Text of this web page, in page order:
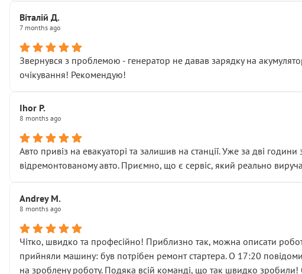
• що біля авто стояти вже не можна
( ну все зняли та доробили) дякую!
Окремий момент, який виглядає абсурдно:
мені заявили, що бачок гальмівної рідини потрібно міняти разом
Що прикро — це не перший мій візит. Раніше міняв у вас стартер,
пояснили, що це “старі гайки, які відкручували”, і попросили не
Але після нинішнього візиту такі дрібниці вже не здаються
Я — клієнт, який працює на довірі, і саме її цей сервіс серйозно
Хотілося б більше:
• прозорості в роботах і рахунках
• реальної діагностики, а не формального “подивились і поїхав”
На жаль, складається враження, що сервіс працює не на якість, а
Стосовно комунікації - все добре
Віталій Д.
7 months ago
Звернувся з проблемою - генератор не давав зарядку на
очікування! Рекомендую!
Ihor P.
8 months ago
Авто привіз на евакуаторі та залишив на станції. Уже за дві
відремонтованому авто. Приємно, що є сервіс, який реально
Andrey M.
8 months ago
Чітко, швидко та професійно! Приблизно так, можна описати
прийняли машину: був потрібен ремонт стартера. О 17:20
на зроблену роботу. Подяка всій команді, що так швидко